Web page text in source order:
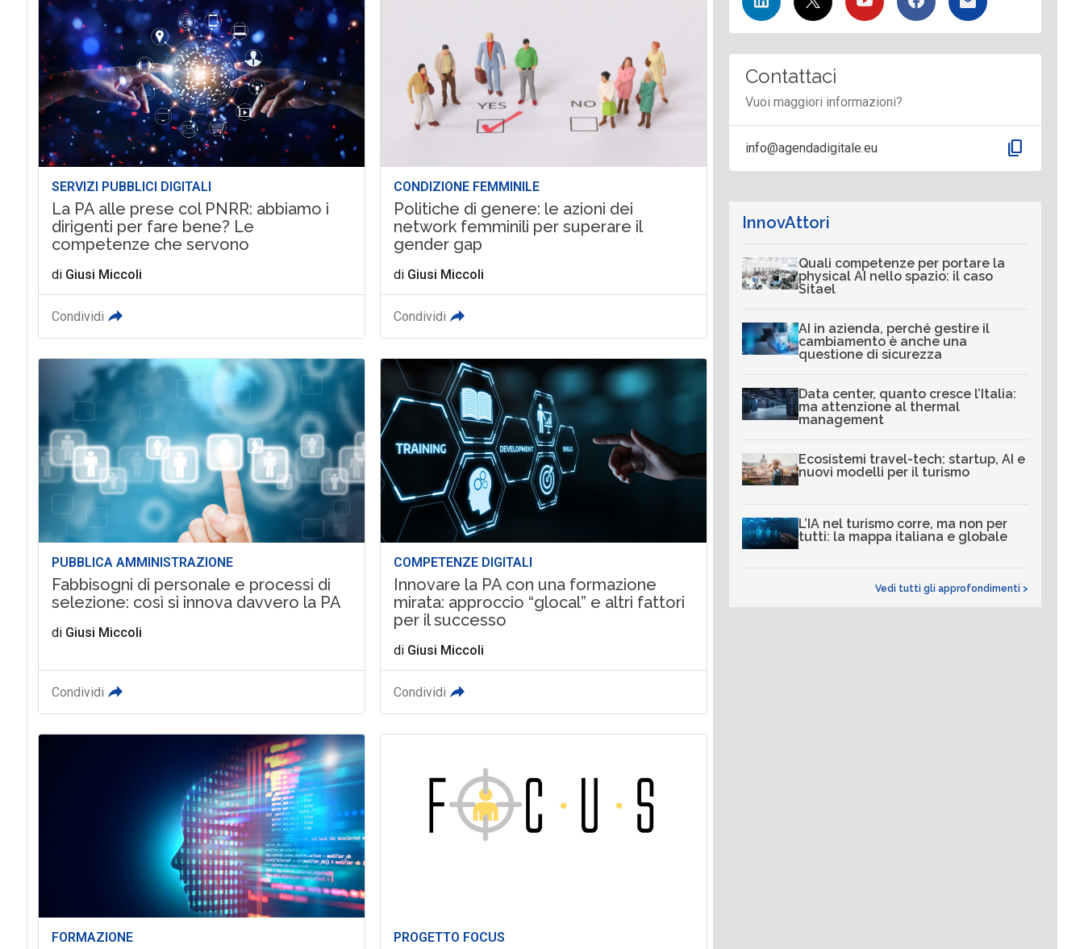
SERVIZI PUBBLICI DIGITALI
La PA alle prese col PNRR: abbiamo i
dirigenti per fare bene? Le
competenze che servono
di Giusi Miccoli
Condividi
CONDIZIONE FEMMINILE
Politiche di genere: le azioni dei
network femminili per superare il
gender gap
di Giusi Miccoli
Condividi
PUBBLICA AMMINISTRAZIONE
Fabbisogni di personale e processi di
selezione: così si innova davvero la PA
di Giusi Miccoli
Condividi
COMPETENZE DIGITALI
Innovare la PA con una formazione
mirata: approccio “glocal” e altri fattori
per il successo
di Giusi Miccoli
Condividi
FORMAZIONE PROGETTO FOCUS
Contattaci
Vuoi maggiori informazioni?
info@agendadigitale.eu content_copy
InnovAttori
Quali competenze per portare la
physical AI nello spazio: il caso
Sitael
AI in azienda, perché gestire il
cambiamento è anche una
questione di sicurezza
Data center, quanto cresce l’Italia:
ma attenzione al thermal
management
Ecosistemi travel-tech: startup, AI e
nuovi modelli per il turismo
L’IA nel turismo corre, ma non per
tutti: la mappa italiana e globale
Vedi tutti gli approfondimenti >